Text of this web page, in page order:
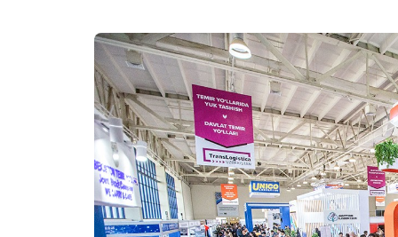
Rasmiy Ko`mak
Ko`rgazmaning ish vaqti
ExpoDaily
Homiylar
Axborot ko`magi
Tadbirlar dasturi
Stendni
Homiy
Stendlar
Yuklarni
Logistika